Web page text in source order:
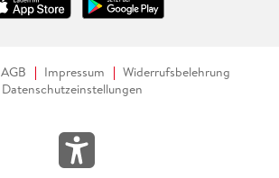
AGB Impressum
Widerrufsbelehrung
Datenschutzeinstellungen